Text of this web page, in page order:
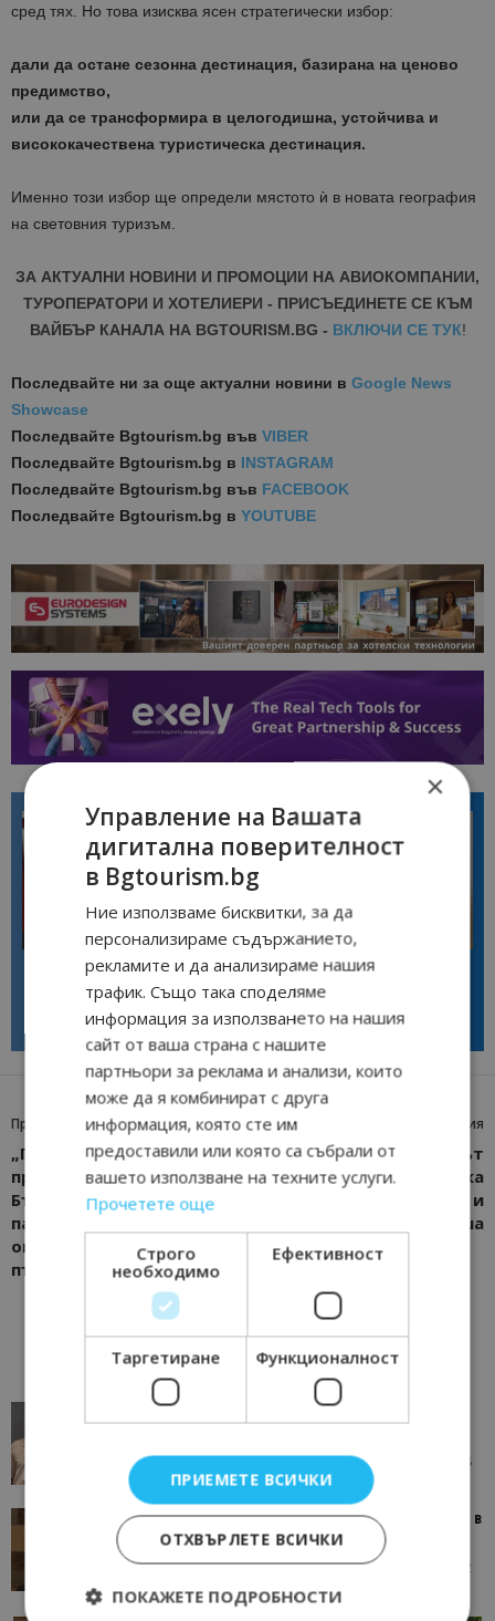
сред тях. Но това изисква ясен стратегически избор:
дали да остане сезонна дестинация, базирана на ценово
предимство,
или да се трансформира в целогодишна, устойчива и
висококачествена туристическа дестинация.
Именно този избор ще определи мястото ѝ в новата география
на световния туризъм.
ЗА АКТУАЛНИ НОВИНИ И ПРОМОЦИИ НА АВИОКОМПАНИИ,
ТУРОПЕРАТОРИ И ХОТЕЛИЕРИ - ПРИСЪЕДИНЕТЕ СЕ КЪМ
ВАЙБЪР КАНАЛА НА BGTOURISM.BG - ВКЛЮЧИ СЕ ТУК!
Последвайте ни за още актуални новини в Google News
Showcase
Последвайте Bgtourism.bg във VIBER
Последвайте Bgtourism.bg в INSTAGRAM
Последвайте Bgtourism.bg във FACEBOOK
Последвайте Bgtourism.bg в YOUTUBE
Галина Декова: Перник има
потенциал за културна
дестинация
Интервю
Анселмо Капороси: България
може да съчетае автентичния
туризъм с технологиите на
бъдещето
Предишна статия
„Премио Травел“
празнува 10 години в
България със стилно
парти и обещание за
още вълнуващи
пътувания
Следваща статия
Explora Journeys: луксът
на океана с швейцарска
прецизност и
италианска душа
AI в туризма: защо камериерка може да се
AI Travel Economy с Елица Стоилова 05/08/2026 08:28
Тим Браун: Хотелите губят пари заради грешки в
данните и липсващи...
AI Travel Economy с Елица Стоилова 13/07/2026 09:02
×
Управление на Вашата
дигитална поверителност
в Bgtourism.bg
Ние използваме бисквитки, за да
персонализираме съдържанието,
рекламите и да анализираме нашия
трафик. Също така споделяме
информация за използването на нашия
сайт от ваша страна с нашите
партньори за реклама и анализи, които
може да я комбинират с друга
информация, която сте им
предоставили или която са събрали от
вашето използване на техните услуги.
Прочетете още
Строго
необходимо
Ефективност
Таргетиране Функционалност
ПРИЕМЕТЕ ВСИЧКИ
ОТХВЪРЛЕТЕ ВСИЧКИ
ПОКАЖЕТЕ ПОДРОБНОСТИ